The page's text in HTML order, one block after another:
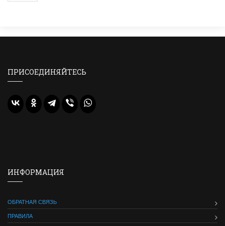
ПРИСОЕДИНЯЙТЕСЬ
ИНФОРМАЦИЯ
ОБРАТНАЯ СВЯЗЬ
ПРАВИЛА